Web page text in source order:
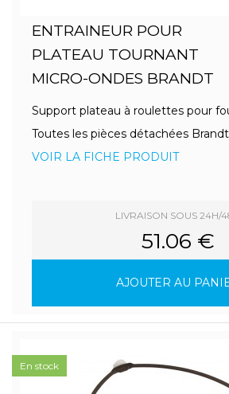
ENTRAINEUR POUR
PLATEAU TOURNANT
MICRO-ONDES BRANDT
Support plateau à roulettes pour
Toutes les pièces détachées Brandt
VOIR LA FICHE PRODUIT
LIVRAISON SOUS 24H/
51.06 €
AJOUTER AU
En stock